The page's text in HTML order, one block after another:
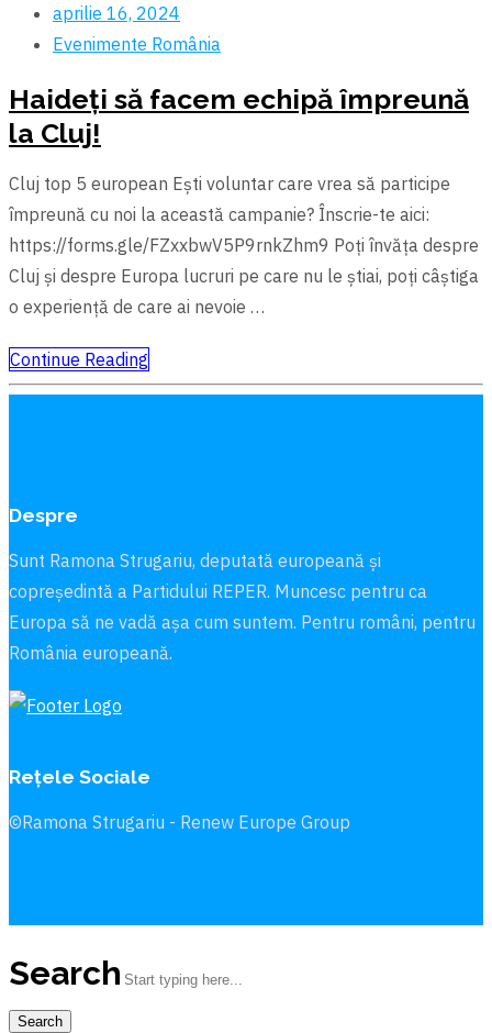
aprilie 16, 2024
Evenimente România
Haideți să facem echipă împreună
la Cluj!
Cluj top 5 european Eşti voluntar care vrea să participe
împreună cu noi la această campanie? Înscrie-te aici:
https://forms.gle/FZxxbwV5P9rnkZhm9 Poți învăța despre
Cluj şi despre Europa lucruri pe care nu le ştiai, poți câştiga
o experiență de care ai nevoie …
Continue Reading
Despre
Sunt Ramona Strugariu, deputată europeană și
copreședintă a Partidului REPER. Muncesc pentru ca
Europa să ne vadă aşa cum suntem. Pentru români, pentru
România europeană.
Rețele Sociale
©Ramona Strugariu - Renew Europe Group
Search